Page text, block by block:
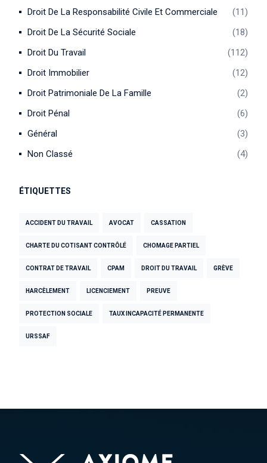
Droit De La Responsabilité Civile Et Commerciale
11
Droit De La Sécurité Sociale
18
Droit Du Travail
112
Droit Immobilier
12
Droit Patrimoniale De La Famille
2
Droit Pénal
6
Général
3
Non Classé
4
ÉTIQUETTES
ACCIDENT DU TRAVAIL AVOCAT CASSATION
CHARTE DU COTISANT CONTRÔLÉ CHOMAGE PARTIEL
CONTRAT DE TRAVAIL CPAM DROIT DU TRAVAIL GRÈVE
HARCÈLEMENT LICENCIEMENT PREUVE
PROTECTION SOCIALE TAUX INCAPACITÉ PERMANENTE
URSSAF